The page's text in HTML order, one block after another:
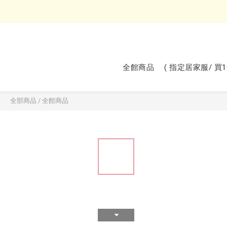
全館商品 ( 指定居家服/ 買
全部商品 / 全館商品